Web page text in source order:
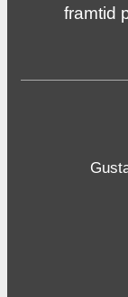
framtid